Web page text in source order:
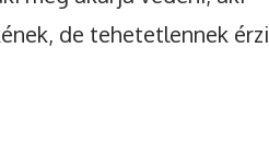
de tehetetlennek érzi